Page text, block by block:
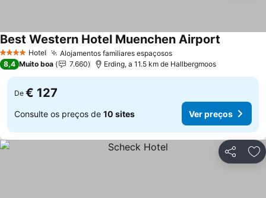
4 EstrelasHotel Alojamentos familiares espaçosos
Best Western Hotel Muenchen Airport
8,4 Muito boa 7.660 Erding, a 11.5 km de Hallbergmoos
De € 127
Consulte os preços de 10 sites Ver preços
Partilhar